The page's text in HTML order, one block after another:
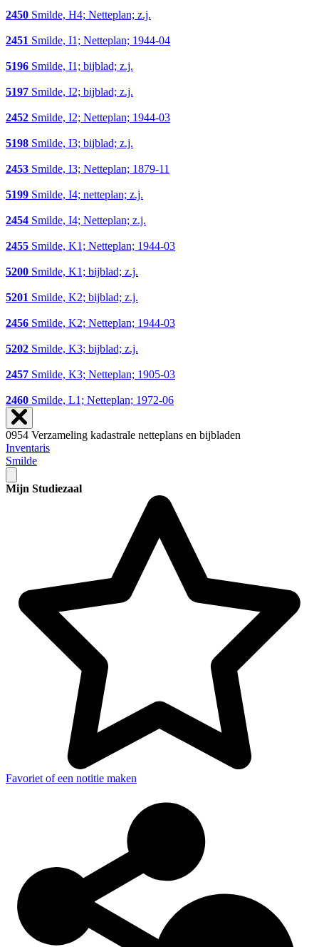
2450 Smilde, H4; Netteplan; z.j.
2451 Smilde, I1; Netteplan; 1944-04
5196 Smilde, I1; bijblad; z.j.
5197 Smilde, I2; bijblad; z.j.
2452 Smilde, I2; Netteplan; 1944-03
5198 Smilde, I3; bijblad; z.j.
2453 Smilde, I3; Netteplan; 1879-11
5199 Smilde, I4; netteplan; z.j.
2454 Smilde, I4; Netteplan; z.j.
2455 Smilde, K1; Netteplan; 1944-03
5200 Smilde, K1; bijblad; z.j.
5201 Smilde, K2; bijblad; z.j.
2456 Smilde, K2; Netteplan; 1944-03
5202 Smilde, K3; bijblad; z.j.
2457 Smilde, K3; Netteplan; 1905-03
2460 Smilde, L1; Netteplan; 1972-06
0954 Verzameling kadastrale netteplans en bijbladen
Inventaris
Smilde
Mijn Studiezaal
Favoriet of een notitie maken